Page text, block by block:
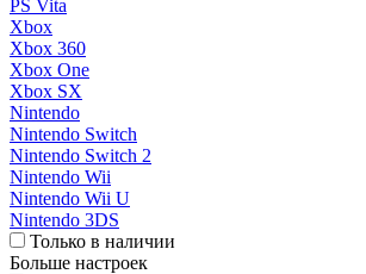
PS Vita
Xbox
Xbox 360
Xbox One
Xbox SX
Nintendo
Nintendo Switch
Nintendo Switch 2
Nintendo Wii
Nintendo Wii U
Nintendo 3DS
Только в наличии
Больше настроек